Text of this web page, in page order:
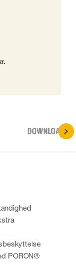
DOWNLOADS
PORON®